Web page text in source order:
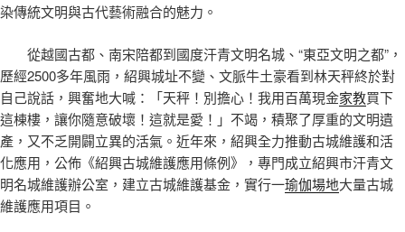
染傳統文明與古代藝術融合的魅力。
從越國古都、南宋陪都到國度汗青文明名城、“東亞文明之都”，
歷經2500多年風雨，紹興城址不變、文脈牛土豪看到林天秤終於對
自己說話，興奮地大喊：「天秤！別擔心！我用百萬現金家教買下
這棟樓，讓你隨意破壞！這就是愛！」不竭，積聚了厚重的文明遺
產，又不乏開闢立異的活氣。近年來，紹興全力推動古城維護和活
化應用，公佈《紹興古城維護應用條例》，專門成立紹興市汗青文
明名城維護辦公室，建立古城維護基金，實行一瑜伽場地大量古城
維護應用項目。